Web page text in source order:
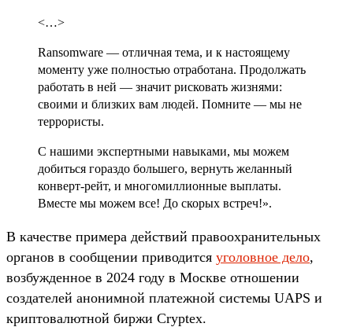
<…>
Ransomware — отличная тема, и к настоящему
моменту уже полностью отработана. Продолжать
работать в ней — значит рисковать жизнями:
своими и близких вам людей. Помните — мы не
террористы.
С нашими экспертными навыками, мы можем
добиться гораздо большего, вернуть желанный
конверт-рейт, и многомиллионные выплаты.
Вместе мы можем все! До скорых встреч!».
В качестве примера действий правоохранительных
органов в сообщении приводится уголовное дело,
возбужденное в 2024 году в Москве отношении
создателей анонимной платежной системы UAPS и
криптовалютной биржи Cryptex.